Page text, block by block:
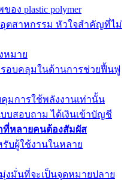
ง plastic polymer
ตสาหกรรม หัวใจสำคัญที่ไม่
หมาย
อบคลุมในด้านการช่วยฟื้นฟู
มการใช้พลังงานเท่านั้น
บสอบถาม ได้เงินเข้าบัญชี
ที่หลายคนต้องสัมผัส
บผู้ใช้งานในหลาย
งมั่นที่จะเป็นจุดหมายปลาย